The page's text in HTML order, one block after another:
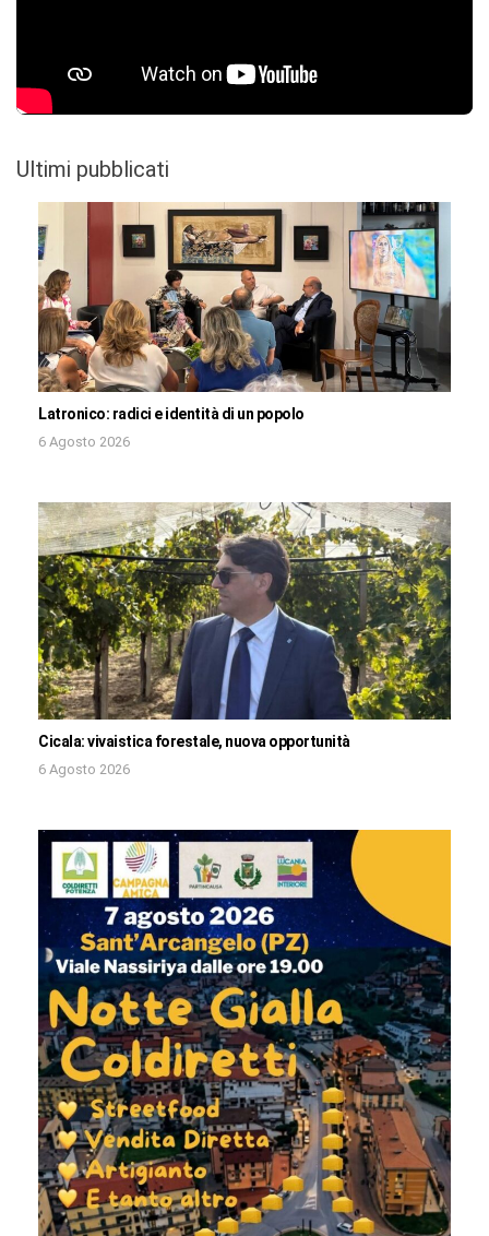
Ultimi pubblicati
Latronico: radici e identità di un popolo
6 Agosto 2026
Cicala: vivaistica forestale, nuova opportunità
6 Agosto 2026